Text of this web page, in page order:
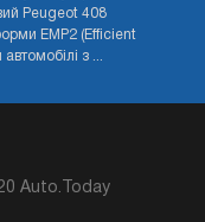
Peugeot 408
EMP2 (Efficient
з ...
Auto.Today